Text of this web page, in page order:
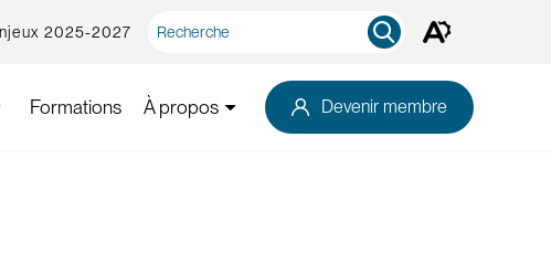
2025-2027
rapide
Ouvrez
d'outils
d'accessibilité.
Formations À propos Devenir membre